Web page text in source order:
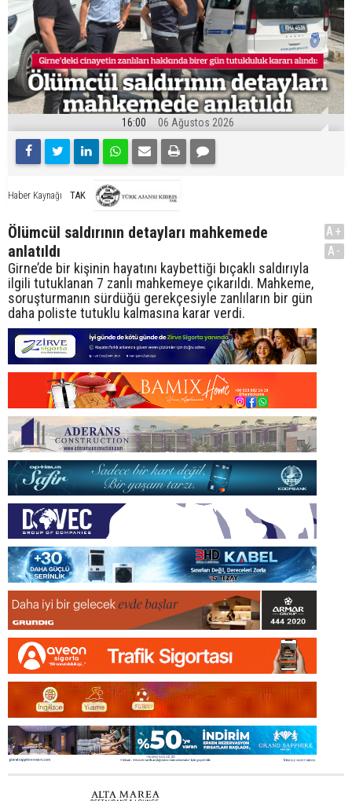
16:00 06 Ağustos 2026
Haber Kaynağı TAK
Ölümcül saldırının detayları mahkemede
anlatıldı
Girne’de bir kişinin hayatını kaybettiği bıçaklı saldırıyla
ilgili tutuklanan 7 zanlı mahkemeye çıkarıldı. Mahkeme,
soruşturmanın sürdüğü gerekçesiyle zanlıların bir gün
daha poliste tutuklu kalmasına karar verdi.
A+
A-